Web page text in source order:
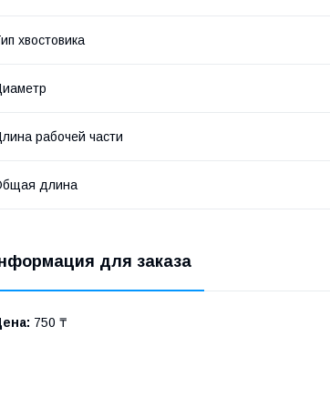
хвостовика
рабочей части
длина
для заказа
750 ₸